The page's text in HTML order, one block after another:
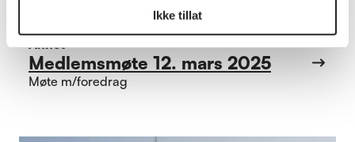
Ikke tillat
Annet
Medlemsmøte 12. mars 2025
Møte m/foredrag